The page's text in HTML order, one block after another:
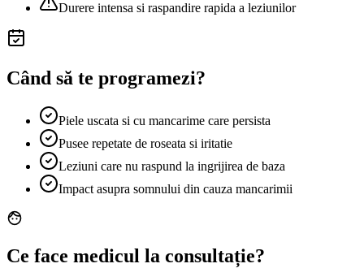
Durere intensa si raspandire rapida a leziunilor
Când să te programezi?
Piele uscata si cu mancarime care persista
Pusee repetate de roseata si iritatie
Leziuni care nu raspund la ingrijirea de baza
Impact asupra somnului din cauza mancarimii
Ce face medicul la consultație?